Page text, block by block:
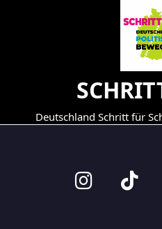
Deutschland Schritt für